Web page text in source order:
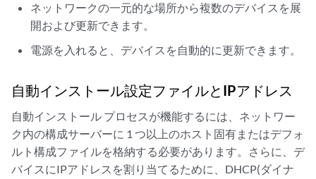
ネットワークの一元的な場所から複数のデバイスを展
開および更新できます。
電源を入れると、デバイスを自動的に更新できます。
自動インストール設定ファイルとIPアドレス
自動インストール プロセスが機能するには、ネットワー
ク内の構成サーバーに 1 つ以上のホスト固有またはデフォ
ルト構成ファイルを格納する必要があります。さらに、デ
バイスにIPアドレスを割り当てるために、DHCP(ダイナ